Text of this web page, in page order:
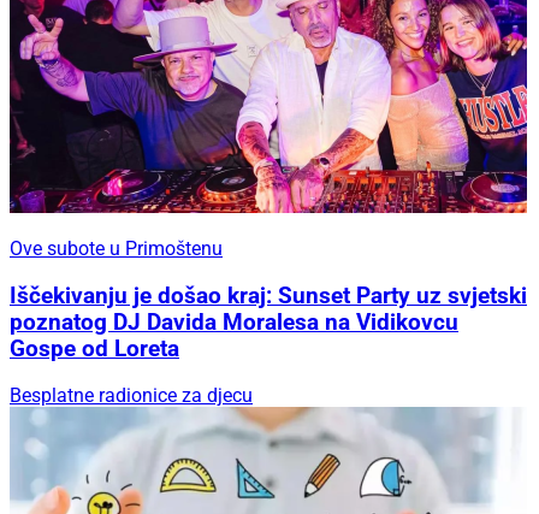
Ove subote u Primoštenu
Iščekivanju je došao kraj: Sunset Party uz svjetski
poznatog DJ Davida Moralesa na Vidikovcu
Gospe od Loreta
Besplatne radionice za djecu